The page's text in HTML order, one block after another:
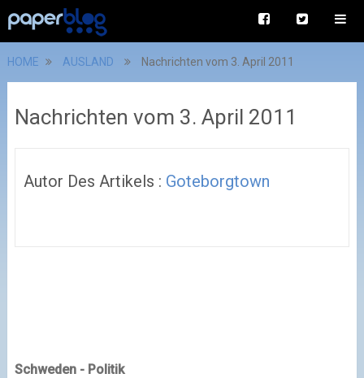
HOME AUSLAND Nachrichten vom 3. April 2011
Nachrichten vom 3. April 2011
Autor Des Artikels : Goteborgtown
Schweden - Politik